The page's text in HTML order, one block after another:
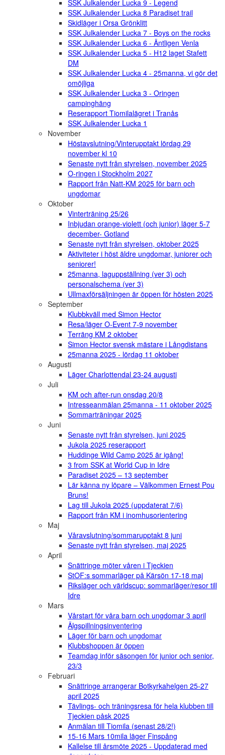
SSK Julkalender Lucka 9 - Legend
SSK Julkalender Lucka 8 Paradiset trail
Skidläger i Orsa Grönklitt
SSK Julkalender Lucka 7 - Boys on the rocks
SSK Julkalender Lucka 6 - Äntligen Venla
SSK Julkalender Lucka 5 - H12 laget Stafett
DM
SSK Julkalender Lucka 4 - 25manna, vi gör det
omöjliga
SSK Julkalender Lucka 3 - Oringen
campinghäng
Reserapport Tiomilalägret i Tranås
SSK Julkalender Lucka 1
November
Höstavslutning/Vinterupptakt lördag 29
november kl 10
Senaste nytt från styrelsen, november 2025
O-ringen i Stockholm 2027
Rapport från Natt-KM 2025 för barn och
ungdomar
Oktober
Vinterträning 25/26
Inbjudan orange-violett (och junior) läger 5-7
december- Gotland
Senaste nytt från styrelsen, oktober 2025
Aktiviteter i höst äldre ungdomar, juniorer och
seniorer!
25manna, laguppställning (ver 3) och
personalschema (ver 3)
Ullmaxförsäljningen är öppen för hösten 2025
September
Klubbkväll med Simon Hector
Resa/läger O-Event 7-9 november
Terräng KM 2 oktober
Simon Hector svensk mästare i Långdistans
25manna 2025 - lördag 11 oktober
Augusti
Läger Charlottendal 23-24 augusti
Juli
KM och after-run onsdag 20/8
Intresseanmälan 25manna - 11 oktober 2025
Sommarträningar 2025
Juni
Senaste nytt från styrelsen, juni 2025
Jukola 2025 reserapport
Huddinge Wild Camp 2025 är igång!
3 from SSK at World Cup in Idre
Paradiset 2025 – 13 september
Lär känna ny löpare – Välkommen Ernest Pou
Bruns!
Lag till Jukola 2025 (uppdaterat 7/6)
Rapport från KM i inomhusorientering
Maj
Våravslutning/sommarupptakt 8 juni
Senaste nytt från styrelsen, maj 2025
April
Snättringe möter våren i Tjeckien
StOF:s sommarläger på Kärsön 17-18 maj
Riksläger och världscup: sommarläger/resor till
Idre
Mars
Vårstart för våra barn och ungdomar 3 april
Älgspillningsinventering
Läger för barn och ungdomar
Klubbshoppen är öppen
Teamdag inför säsongen för junior och senior,
23/3
Februari
Snättringe arrangerar Botkyrkahelgen 25-27
april 2025
Tävlings- och träningsresa för hela klubben till
Tjeckien påsk 2025
Anmälan till Tiomila (senast 28/2!)
15-16 Mars 10mila läger Finspång
Kallelse till årsmöte 2025 - Uppdaterad med